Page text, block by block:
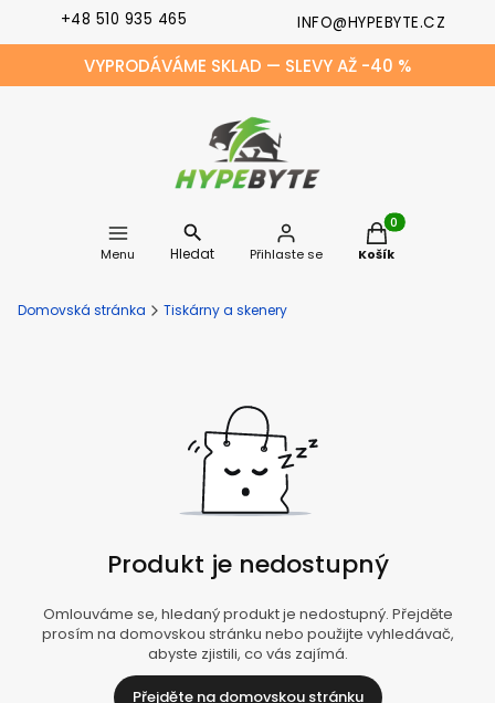
+48 510 935 465 INFO@HYPEBYTE.CZ
VYPRODÁVÁME SKLAD — SLEVY AŽ -40 %
Menu Hledat Přihlaste se
Produkty v
Košík
Domovská stránka Tiskárny a skenery
Produkt je nedostupný
Omlouváme se, hledaný produkt je nedostupný. Přejděte
prosím na domovskou stránku nebo použijte vyhledávač,
abyste zjistili, co vás zajímá.
Přejděte na domovskou stránku